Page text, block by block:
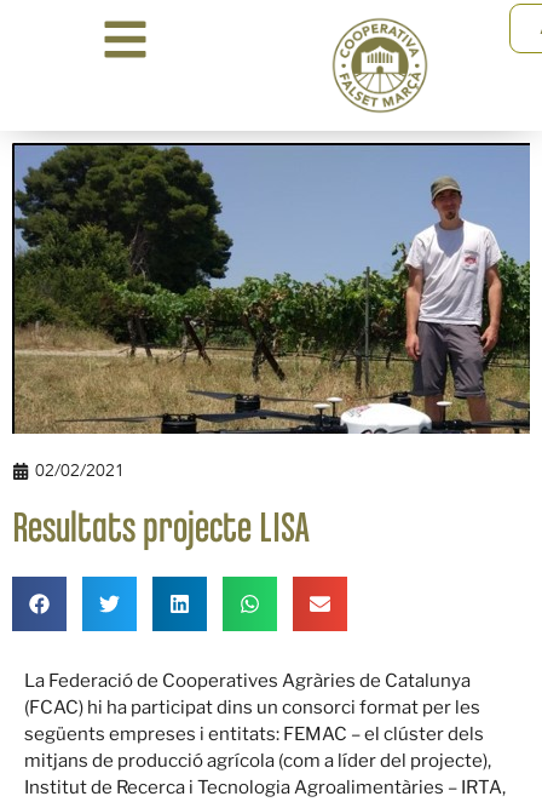
02/02/2021
Resultats projecte LISA
La Federació de Cooperatives Agràries de Catalunya
(FCAC) hi ha participat dins un consorci format per les
següents empreses i entitats: FEMAC – el clúster dels
mitjans de producció agrícola (com a líder del projecte),
Institut de Recerca i Tecnologia Agroalimentàries – IRTA,